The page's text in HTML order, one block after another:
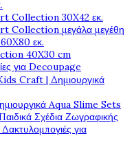
Collection 30X42 εκ.
Collection μεγάλα μεγέθη
εκ.
40X30 cm
για Decoupage
Craft | Δημιουργικά
Aqua Slime Sets
Σχέδια Ζωγραφικής
για